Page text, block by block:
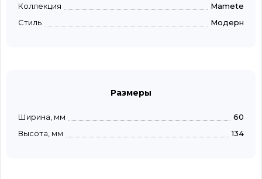
Коллекция
Mamete
Стиль
Модерн
Размеры
Ширина, мм
60
Высота, мм
134